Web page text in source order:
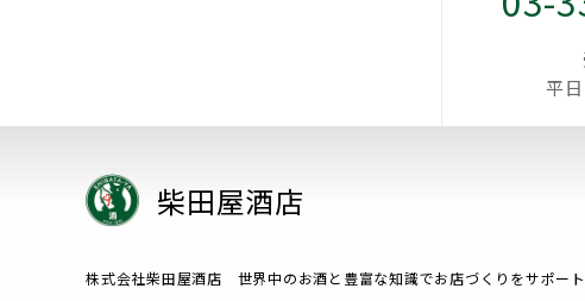
平
柴田屋酒店
株式会社柴田屋酒店 世界中のお酒と豊富な知識でお店づくりをサポート